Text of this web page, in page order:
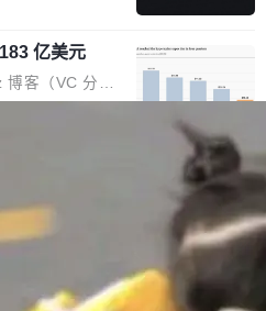
复 SQLite 数据
唯一真相...
vivo X300 E这
/ Z Fold8 /
日发布，且全
，它们本该
阶段。 De
page 最显
between com
写出来的。git
一次编辑：Delt
操作，...
亿美元
博客（VC 分
业绩报告，Spac
亚马逊、Alpha
巨头相比，Spa
目。然而，支
截然不同的面
；Muse Spark
一句话概括：
install.
自动规划、写
识图谱校
全局视野。整个